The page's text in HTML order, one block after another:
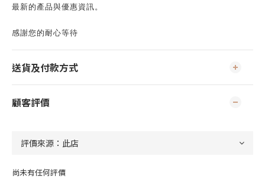
最新的產品與優惠資訊。
感謝您的耐心等待
送貨及付款方式
顧客評價
尚未有任何評價